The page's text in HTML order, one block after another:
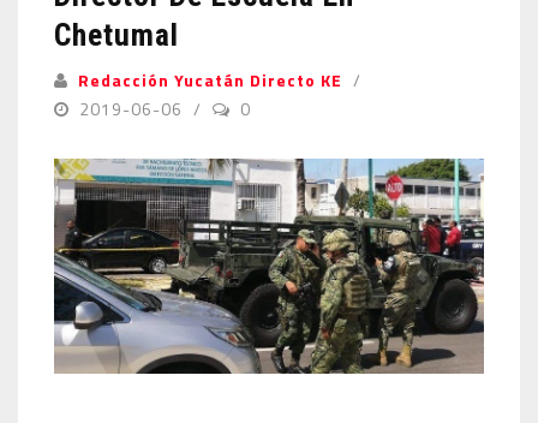
Chetumal
Redacción Yucatán Directo KE
2019-06-06
0